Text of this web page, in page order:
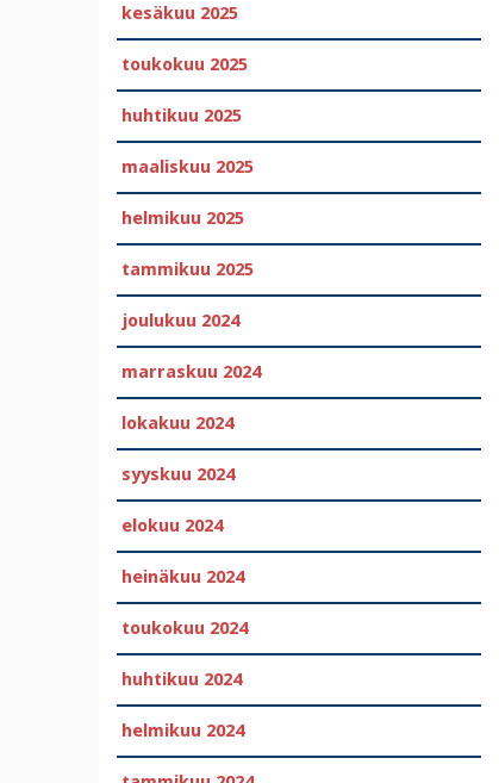
kesäkuu 2025
toukokuu 2025
huhtikuu 2025
maaliskuu 2025
helmikuu 2025
tammikuu 2025
joulukuu 2024
marraskuu 2024
lokakuu 2024
syyskuu 2024
elokuu 2024
heinäkuu 2024
toukokuu 2024
huhtikuu 2024
helmikuu 2024